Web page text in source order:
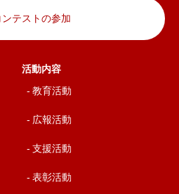
テストの参加
活動内容
教育活動
広報活動
支援活動
表彰活動